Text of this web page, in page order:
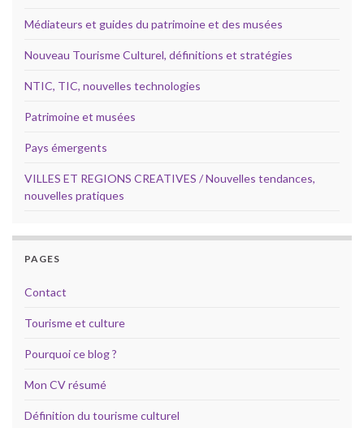
Médiateurs et guides du patrimoine et des musées
Nouveau Tourisme Culturel, définitions et stratégies
NTIC, TIC, nouvelles technologies
Patrimoine et musées
Pays émergents
VILLES ET REGIONS CREATIVES / Nouvelles tendances,
nouvelles pratiques
PAGES
Contact
Tourisme et culture
Pourquoi ce blog ?
Mon CV résumé
Définition du tourisme culturel